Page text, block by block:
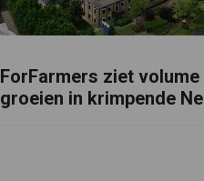
ForFarmers ziet
groeien in krimpende